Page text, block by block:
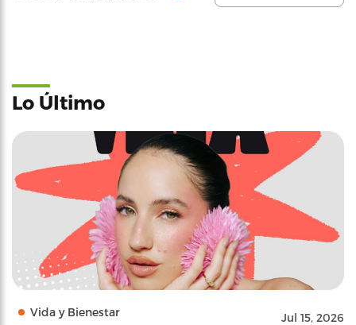
Lo Último
Vida y Bienestar Jul 15, 2026